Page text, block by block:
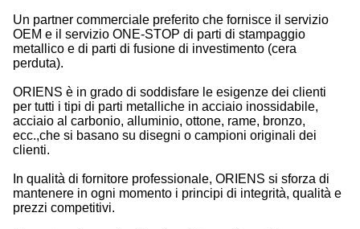
Un partner commerciale preferito che fornisce il servizio
OEM e il servizio ONE-STOP di parti di stampaggio
metallico e di parti di fusione di investimento (cera
perduta).
ORIENS è in grado di soddisfare le esigenze dei clienti
per tutti i tipi di parti metalliche in acciaio inossidabile,
acciaio al carbonio, alluminio, ottone, rame, bronzo,
ecc.,che si basano su disegni o campioni originali dei
clienti.
In qualità di fornitore professionale, ORIENS si sforza di
mantenere in ogni momento i principi di integrità, qualità e
prezzi competitivi.